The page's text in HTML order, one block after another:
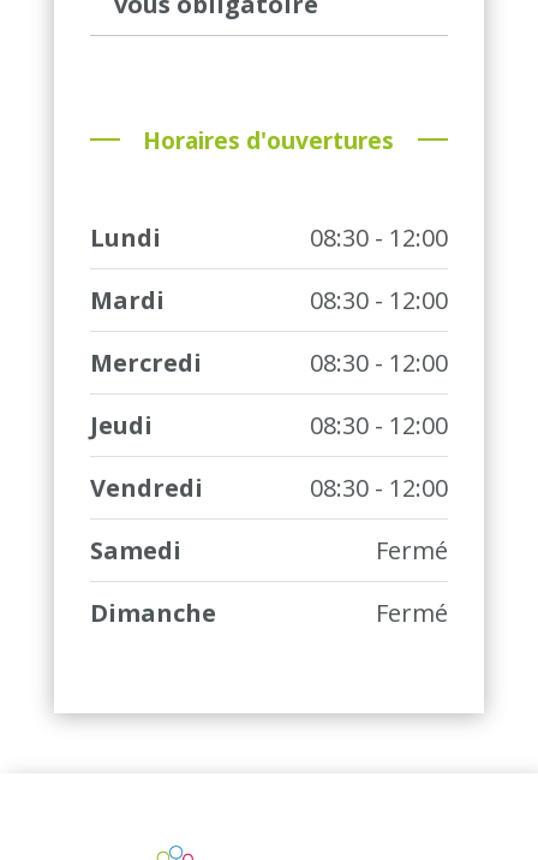
Horaires d'ouvertures
Lundi
08:30 - 12:00
Mardi
08:30 - 12:00
Mercredi
08:30 - 12:00
Jeudi
08:30 - 12:00
Vendredi
08:30 - 12:00
Samedi
Fermé
Dimanche
Fermé